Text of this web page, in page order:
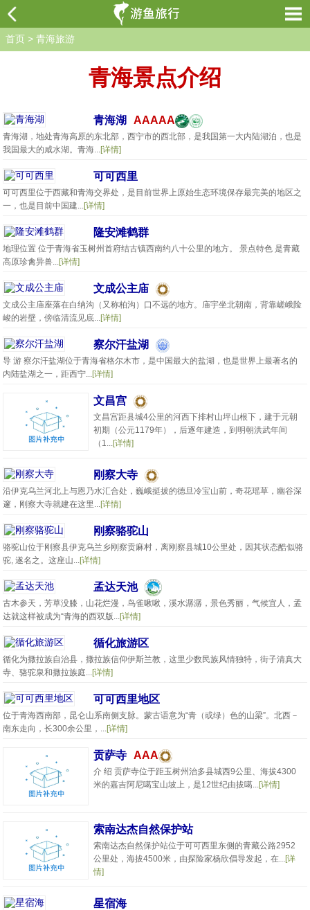
首页 > 青海旅游
青海景点介绍
青海湖 AAAAA
青海湖，地处青海高原的东北部，西宁市的西北部，是我国第一大内陆湖泊，也是
我国最大的咸水湖。青海...[详情]
可可西里
可可西里位于西藏和青海交界处，是目前世界上原始生态环境保存最完美的地区之
一，也是目前中国建...[详情]
隆安滩鹤群
地理位置 位于青海省玉树州首府结古镇西南约八十公里的地方。 景点特色 是青藏
高原珍禽异兽...[详情]
文成公主庙
文成公主庙座落在白纳沟（又称柏沟）口不远的地方。庙宇坐北朝南，背靠嵯峨险
峻的岩壁，傍临清流见底...[详情]
察尔汗盐湖
导 游 察尔汗盐湖位于青海省格尔木市，是中国最大的盐湖，也是世界上最著名的
内陆盐湖之一，距西宁...[详情]
文昌宫
文昌宫距县城4公里的河西下排村山坪山根下，建于元朝
初期（公元1179年），后逐年建造，到明朝洪武年间
（1...[详情]
刚察大寺
沿伊克乌兰河北上与恩乃水汇合处，巍峨挺拔的德旦冷宝山前，奇花瑶草，幽谷深
邃，刚察大寺就建在这里...[详情]
刚察骆驼山
骆驼山位于刚察县伊克乌兰乡刚察贡麻村，离刚察县城10公里处，因其状态酷似骆
驼, 遂名之。这座山...[详情]
孟达天池
古木参天，芳草没膝，山花烂漫，鸟雀啾啾，溪水潺潺，景色秀丽，气候宜人，孟
达就这样被成为“青海的西双版...[详情]
循化旅游区
循化为撒拉族自治县，撒拉族信仰伊斯兰教，这里少数民族风情独特，街子清真大
寺、骆驼泉和撒拉族庭...[详情]
可可西里地区
位于青海西南部，昆仑山系南侧支脉。蒙古语意为“青（或绿）色的山梁”。北西－
南东走向，长300余公里，...[详情]
贡萨寺 AAA
介 绍 贡萨寺位于距玉树州治多县城西9公里、海拔4300
米的嘉吉阿尼噶宝山坡上，是12世纪由拔噶...[详情]
索南达杰自然保护站
索南达杰自然保护站位于可可西里东侧的青藏公路2952
公里处，海拔4500米，由探险家杨欣倡导发起，在...[详
情]
星宿海